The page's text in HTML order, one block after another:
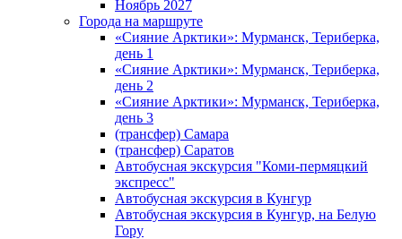
Ноябрь 2027
Города на маршруте
«Сияние Арктики»: Мурманск, Териберка,
день 1
«Сияние Арктики»: Мурманск, Териберка,
день 2
«Сияние Арктики»: Мурманск, Териберка,
день 3
(трансфер) Самара
(трансфер) Саратов
Автобусная экскурсия "Коми-пермяцкий
экспресс"
Автобусная экскурсия в Кунгур
Автобусная экскурсия в Кунгур, на Белую
Гору